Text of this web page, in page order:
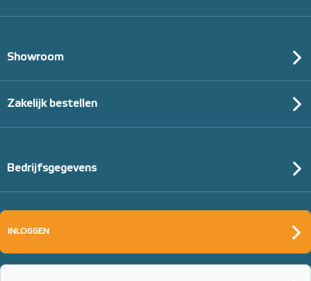
Showroom
Zakelijk bestellen
Bedrijfsgegevens
INLOGGEN